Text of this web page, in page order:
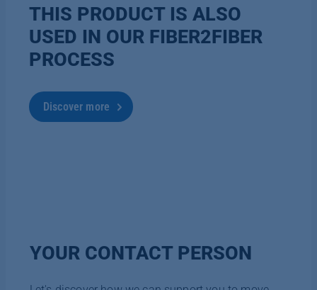
THIS PRODUCT IS ALSO
USED IN OUR FIBER2FIBER
PROCESS
Discover more
YOUR CONTACT PERSON